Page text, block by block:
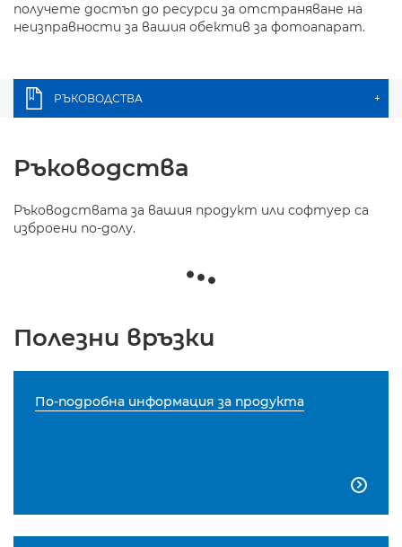
получете достъп до ресурси за отстраняване на
неизправности за вашия обектив за фотоапарат.
РЪКОВОДСТВА +
Ръководства
Ръководствата за вашия продукт или софтуер са
изброени по-долу.
Полезни връзки
По-подробна информация за продукта
